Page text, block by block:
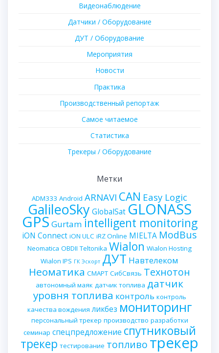
Видеонаблюдение
Датчики / Оборудование
ДУТ / Оборудование
Мероприятия
Новости
Практика
Производственный репортаж
Самое читаемое
Статистика
Трекеры / Оборудование
Метки
ADM333 Android ARNAVI CAN Easy Logic
GalileoSky GlobalSat GLONASS
GPS Gurtamintelligent monitoring
iON Connect iON ULC iRZ Online MIELTA ModBus
Neomatica OBDII Teltonika Wialon Wialon Hosting
Wialon IPS ГК Эскорт ДУТ Навтелеком
Неоматика СМАРТ СибСвязь Технотон
автономный маяк датчик топлива датчик
уровня топлива контроль контроль
качества вождения ликбез мониторинг
персональный трекер производство разработки
семинар спецпредложение спутниковый
трекер тестирование топливо трекер